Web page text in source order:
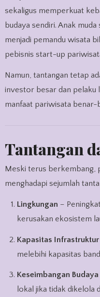
sekaligus memperkuat
budaya sendiri. Anak
menjadi pemandu wisata
pebisnis start-up
Namun, tantangan tetap
investor besar dan pelaku
manfaat pariwisata benar-
Tantangan
Meski terus berkembang,
menghadapi sejumlah
Lingkungan –
kerusakan ekosistem
Kapasitas Infrastruktur
melebihi kapasitas
Keseimbangan Budaya
lokal jika tidak dikelola